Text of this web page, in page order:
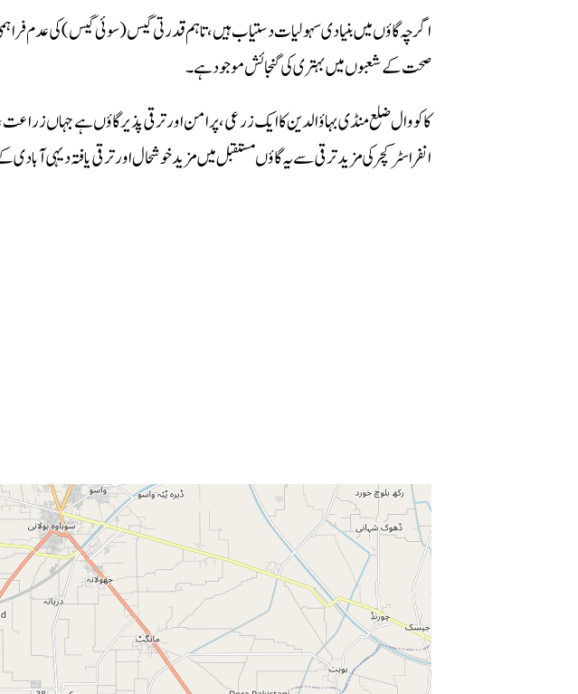
اگرچہ گاؤں میں بنیادی سہولیات دستیاب ہیں، تاہم قدرتی گیس (سوئی گیس) کی عدم
صحت کے شعبوں میں بہتری کی گنجائش موجود ہے۔
کاکووال ضلع منڈی بہاؤالدین کا ایک زرعی، پرامن اور ترقی پذیر گاؤں ہے جہاں
انفراسٹرکچر کی مزید ترقی سے یہ گاؤں مستقبل میں مزید خوشحال اور ترقی یافتہ دیہی آبادی
Press Enter key to search